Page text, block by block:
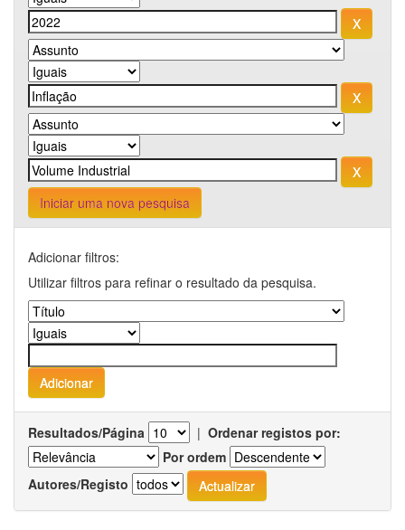
Iniciar uma nova pesquisa
Adicionar filtros:
Utilizar filtros para refinar o resultado da pesquisa.
Resultados/Página | Ordenar registos por:
Por ordem
Autores/Registo